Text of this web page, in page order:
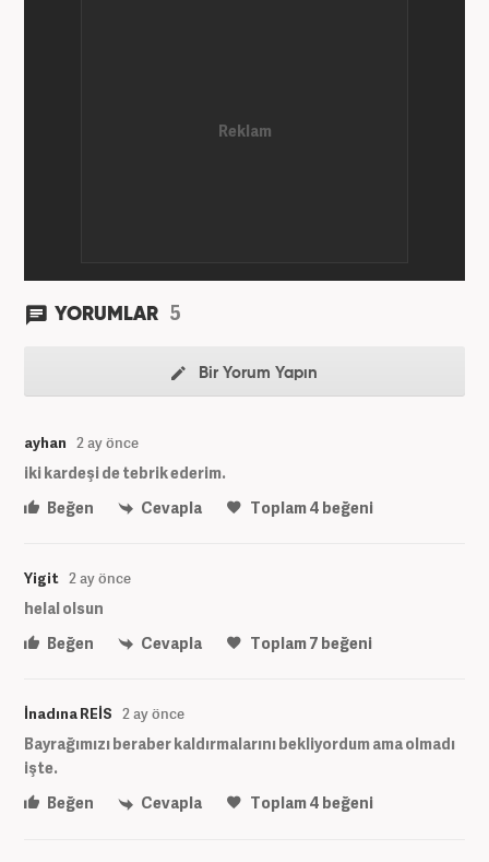
YORUMLAR 5
Bir Yorum Yapın
ayhan 2 ay önce
iki kardeşi de tebrik ederim.
Beğen
Cevapla Toplam4 beğeni
Yigit 2 ay önce
helal olsun
Beğen
Cevapla Toplam7 beğeni
İnadına REİS 2 ay önce
Bayrağımızı beraber kaldırmalarını bekliyordum ama olmadı
işte.
Beğen
Cevapla Toplam4 beğeni